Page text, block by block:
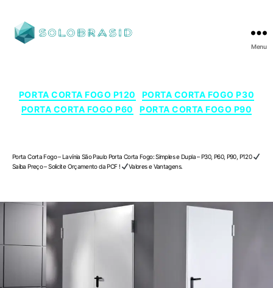
Menu
PORTA CORTA FOGO P120
PORTA CORTA FOGO P30
PORTA CORTA FOGO P60
PORTA CORTA FOGO P90
Porta Corta Fogo – Lavínia São Paulo Porta Corta Fogo: Simples e Dupla – P30, P60, P90, P120
Saiba Preço – Solicite Orçamento da PCF !
Valores e Vantagens.